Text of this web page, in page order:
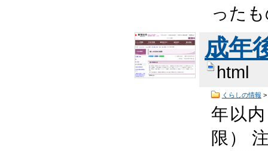
った
成年
html
くらしの情報 >
年以
限）